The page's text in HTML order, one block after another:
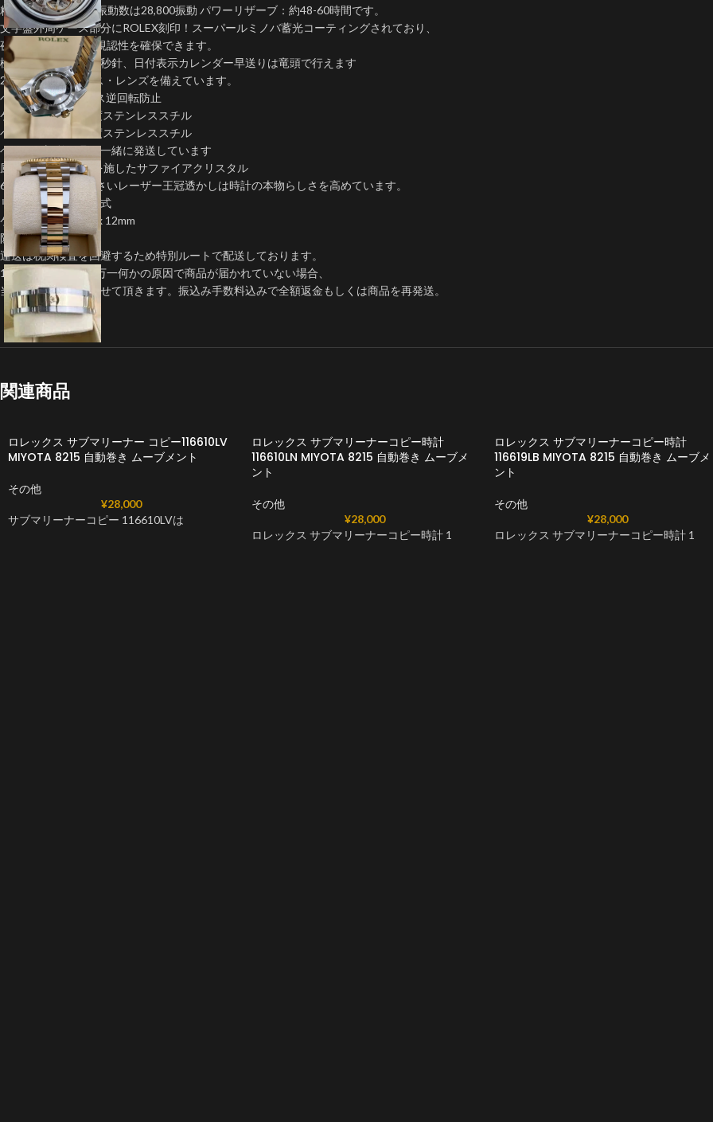
精度は(-5+10秒/日)振動数は28,800振動 パワーリザーブ：約48-60時間です。
文字盤外周ケース部分にROLEX刻印！スーパールミノバ蓄光コーティングされており、
夜闇に9時間ぐらい視認性を確保できます。
機能：時針、分針、秒針、日付表示カレンダー早送りは竜頭で行えます
2.5倍のサイクロプス・レンズを備えています。
ベゼル: セラミックス逆回転防止
ケース：904L高強度ステンレススチル
ベルトは904L高強度ステンレススチル
ベルトの調整工具と一緒に発送しています
風防:反射防止加工を施したサファイアクリスタル
6時の位置にある小さいレーザー王冠透かしは時計の本物らしさを高めています。
リューズ：ネジコミ式
ケース直径：40mmx 12mm
防水：5気圧防水
運送は税関検査を回避するため特別ルートで配送しております。
100%安全に到着。万一何かの原因で商品が届かれていない場合、
当店は全責任を持たせて頂きます。振込み手数料込みで全額返金もしくは商品を再発送。
関連商品
ロレックス サブマリーナー コピー116610LV
MIYOTA 8215 自動巻き ムーブメント
その他
¥28,000
サブマリーナーコピー 116610LVは
ロレックス サブマリーナーコピー時計
116610LN MIYOTA 8215 自動巻き ムーブメ
ント
その他
¥28,000
ロレックス サブマリーナーコピー時計 1
ロレックス サブマリーナーコピー時計
116619LB MIYOTA 8215 自動巻き ムーブメ
ント
その他
¥28,000
ロレックス サブマリーナーコピー時計 1